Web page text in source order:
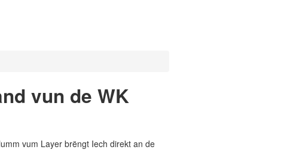
vun de WK
vum Layer brëngt Iech direkt an de